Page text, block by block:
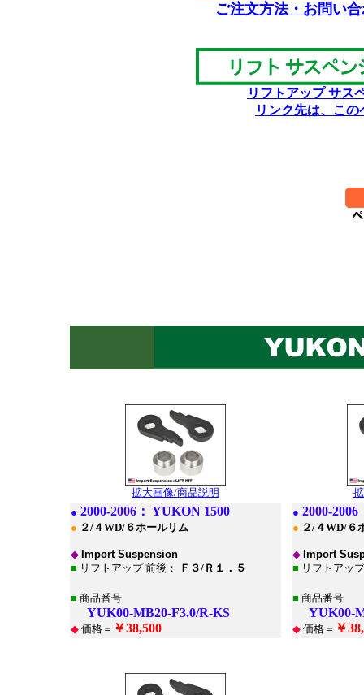
ご注文方法・お問い
リフトアップ サス
リンク先は、こ
拡大画像/商品説明
● 2000-2006： YUKON 1500
● ２/４WD/６ホールリム
◆ Import Suspension
■ リフトアップ 前後： Ｆ３/Ｒ１．５
■ 商品番号
YUK00-MB20-F3.0/R-KS
◆ 価格＝ ￥38,500
● 2000-2006
● ２/４WD/６
◆ Import
■ リフトアッ
■ 商品番号
YUK00-
◆ 価格＝ ￥